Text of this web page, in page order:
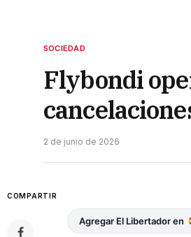
SOCIEDAD
Flybondi
2 de junio de 2026
COMPARTIR
Agregar El Libertador en